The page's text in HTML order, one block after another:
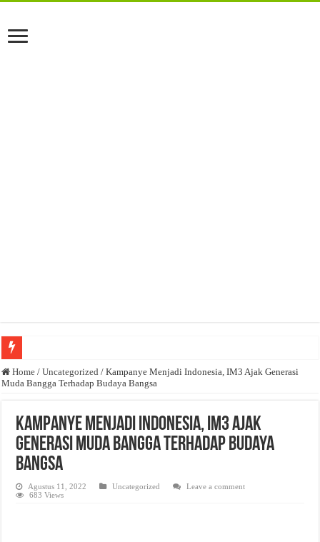
Anda butuh promosi usaha? Kontak ke Email redaksi@bisnisnasional.com
Dibutuhkan Marketing. Lamaran di-email ke redaksi@bisnisnasional.com
Home / Uncategorized / Kampanye Menjadi Indonesia, IM3 Ajak Generasi
Muda Bangga Terhadap Budaya Bangsa
Kampanye Menjadi Indonesia, IM3 Ajak
Generasi Muda Bangga Terhadap Budaya
Bangsa
Agustus 11, 2022 Uncategorized
Leave a comment
683 Views